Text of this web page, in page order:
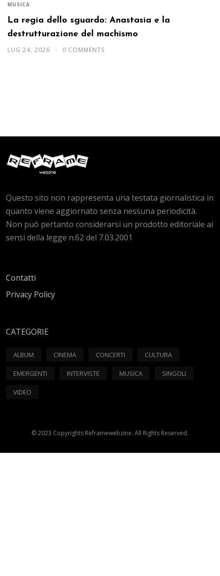
MUSICA
La regia dello sguardo: Anastasia e la
destrutturazione del machismo
LUG 24, 2026 0 COMMENTS
Questo sito non rappresenta una testata giornalistica in
quanto viene aggiornato senza nessuna periodicità.
Non può pertanto considerarsi un prodotto editoriale ai
sensi della legge n.62 del 7.03.2001
Contatti
Privacy Policy
CATEGORIE
ALBUM CINEMA CONCERTI CULTURA
EMERGENTI INTERVISTE MUSICA SINGOLI
VIDEO
© 2023 Copyrights Reframewebzine. All Rights Reserved.